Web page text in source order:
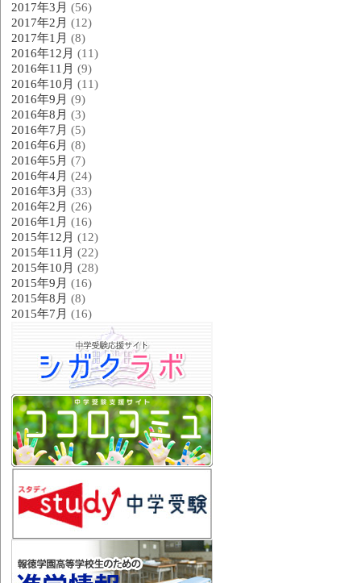
2017年3月 (56)
2017年2月 (12)
2017年1月 (8)
2016年12月 (11)
2016年11月 (9)
2016年10月 (11)
2016年9月 (9)
2016年8月 (3)
2016年7月 (5)
2016年6月 (8)
2016年5月 (7)
2016年4月 (24)
2016年3月 (33)
2016年2月 (26)
2016年1月 (16)
2015年12月 (12)
2015年11月 (22)
2015年10月 (28)
2015年9月 (16)
2015年8月 (8)
2015年7月 (16)